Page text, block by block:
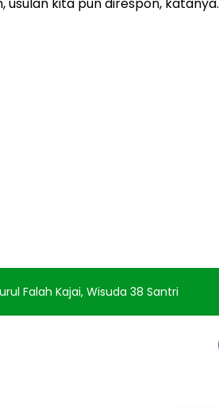
usulan kita pun direspon, katanya.
Falah Kajai, Wisuda 38 Santri